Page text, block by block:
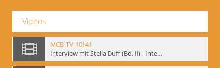
Videos
MCB-TV-10141
Interview mit Stella Duff (Bd. II) - Interne Signatur: BM-vid-58